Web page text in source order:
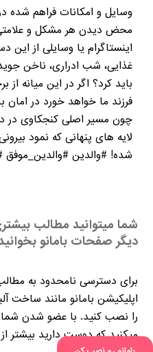
وسایل و امکانات فراهم شده
محض دیدن هر مشکل و
اینستاگرام یا وسایلی از این
غذایی، شب ادراری، ناخن
باید کرد؟ اگر در این میانه
فرزند ما خواهد خورد در امان
چون مسیر اصلی کنجکاوی در
لایه های پنهانی که نمود
شده! #والدین
شما میتوانید مطالب
دیگر صفحات بامانو
برای دسترسی نامحدود به
اپلیکیشن بامانو مانند ساخت
را نصب کنید. با عضو شدن شما
میکنید که دوست دارید بیشتر